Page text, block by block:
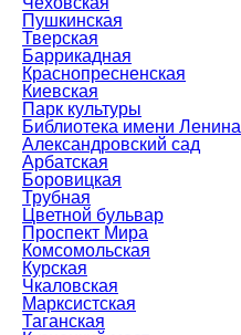
Пушкинская
Тверская
Баррикадная
Краснопресненская
Киевская
Парк культуры
Библиотека имени Ленина
Александровский сад
Арбатская
Боровицкая
Трубная
Цветной бульвар
Проспект Мира
Комсомольская
Курская
Чкаловская
Марксистская
Таганская